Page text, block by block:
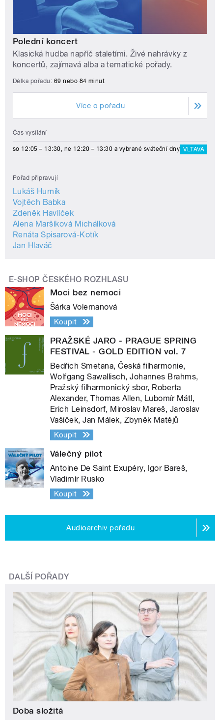
Polední koncert
Klasická hudba napříč staletími. Živé nahrávky z
koncertů, zajímavá alba a tematické pořady.
Délka pořadu: 69 nebo 84 minut
Více o pořadu
Čas vysílání
so 12:05 – 13:30, ne 12:20 – 13:30 a vybrané sváteční dny VLTAVA
Pořad připravují
Lukáš Hurník
Vojtěch Babka
Zdeněk Havlíček
Alena Maršíková Michálková
Renáta Spisarová-Kotík
Jan Hlaváč
E-SHOP ČESKÉHO ROZHLASU
Moci bez nemoci
Šárka Volemanová
Koupit
PRAŽSKÉ JARO - PRAGUE SPRING
FESTIVAL - GOLD EDITION vol. 7
Bedřich Smetana, Česká filharmonie,
Wolfgang Sawallisch, Johannes Brahms,
Pražský filharmonický sbor, Roberta
Alexander, Thomas Allen, Lubomír Mátl,
Erich Leinsdorf, Miroslav Mareš, Jaroslav
Vašíček, Jan Málek, Zbyněk Matějů
Koupit
Válečný pilot
Antoine De Saint Exupéry, Igor Bareš,
Vladimír Rusko
Koupit
Audioarchiv pořadu
DALŠÍ POŘADY
Doba složitá